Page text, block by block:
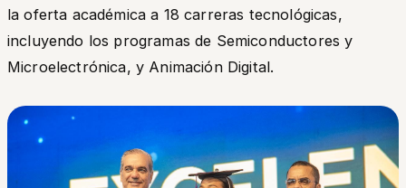
la oferta académica a 18 carreras tecnológicas,
incluyendo los programas de Semiconductores y
Microelectrónica, y Animación Digital.